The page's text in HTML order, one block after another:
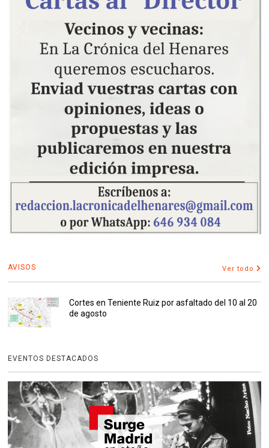
AVISOS Ver todo
Cortes en Teniente Ruiz por asfaltado del 10 al 20
de agosto
EVENTOS DESTACADOS